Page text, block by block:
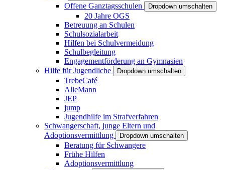
Offene Ganztagsschulen Dropdown umschalten
20 Jahre OGS
Betreuung an Schulen
Schulsozialarbeit
Hilfen bei Schulvermeidung
Schulbegleitung
Engagementförderung an Gymnasien
Hilfe für Jugendliche
Dropdown umschalten
TrebeCafé
AlleMann
JEP
jump
Jugendhilfe im Strafverfahren
Schwangerschaft, junge Eltern und
Adoptionsvermittlung
Dropdown umschalten
Beratung für Schwangere
Frühe Hilfen
Adoptionsvermittlung